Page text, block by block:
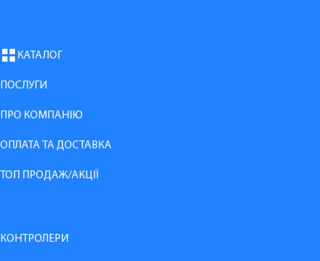
КАТАЛОГ
ПОСЛУГИ
ПРО КОМПАНІЮ
ОПЛАТА ТА ДОСТАВКА
ТОП ПРОДАЖ/АКЦІЇ
КОНТРОЛЕРИ